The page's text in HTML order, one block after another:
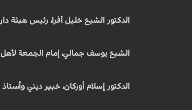
الدكتور الشيخ خليل أفرا، رئيس هيئة
الشيخ يوسف جمالي، إمام الجمعة
الدكتور إسلام أوزكان، خبير ديني
في حلقة استثنائية من برنامج "قادمون"
المظلومين في ميناء (بندرعباس) وغزة ليست